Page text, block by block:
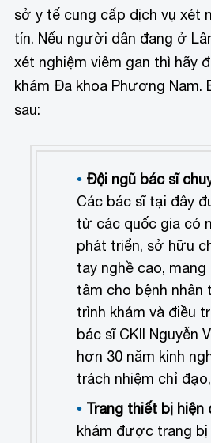
sở y tế cung cấp dịch vụ xét
tín. Nếu người dân đang ở
xét nghiệm viêm gan thì hãy
khám Đa khoa Phương Nam.
sau:
Đội ngũ bác sĩ
Các bác sĩ tại đây
từ các quốc gia có
phát triển, sở hữu
tay nghề cao, mang
tâm cho bệnh nhân
trình khám và điều
bác sĩ CKII Nguyễn
hơn 30 năm kinh
trách nhiệm chỉ
Trang thiết bị hiện
khám được trang bị